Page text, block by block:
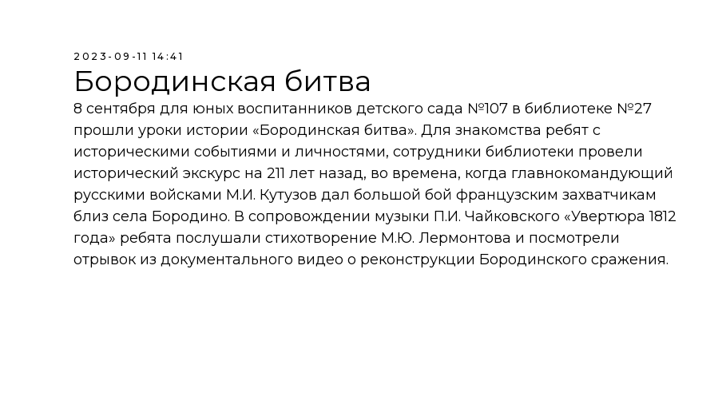
2023-09-11 14:41
Бородинская битва
8 сентября для юных воспитанников детского сада №107 в библиотеке №27
прошли уроки истории «Бородинская битва». Для знакомства ребят с
историческими событиями и личностями, сотрудники библиотеки провели
исторический экскурс на 211 лет назад, во времена, когда главнокомандующий
русскими войсками М.И. Кутузов дал большой бой французским захватчикам
близ села Бородино. В сопровождении музыки П.И. Чайковского «Увертюра 1812
года» ребята послушали стихотворение М.Ю. Лермонтова и посмотрели
отрывок из документального видео о реконструкции Бородинского сражения.